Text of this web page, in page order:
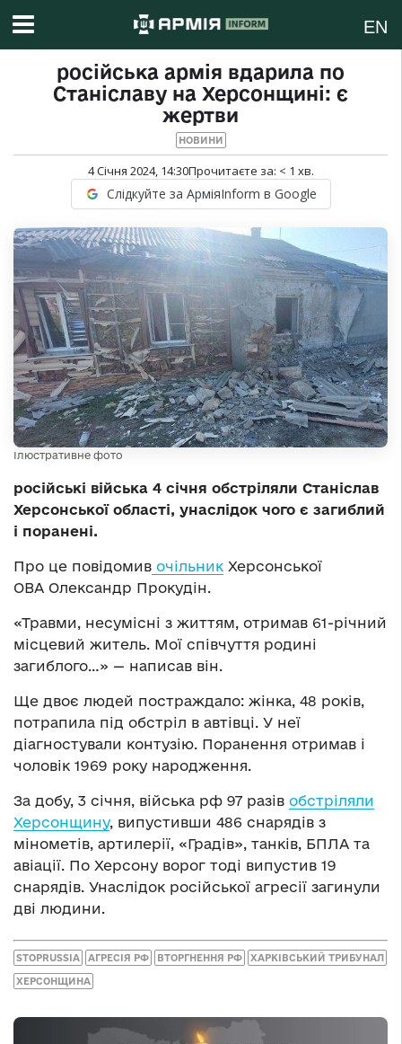
EN
російська армія вдарила по
Станіславу на Херсонщині: є
жертви
НОВИНИ
4 Січня 2024, 14:30Прочитаєте за: < 1 хв.
Слідкуйте за АрміяInform в Google
Ілюстративне фото
російські війська 4 січня обстріляли Станіслав
Херсонської області, унаслідок чого є загиблий
і поранені.
Про це повідомив очільник Херсонської
ОВА Олександр Прокудін.
«Травми, несумісні з життям, отримав 61-річний
місцевий житель. Мої співчуття родині
загиблого…» — написав він.
Ще двоє людей постраждало: жінка, 48 років,
потрапила під обстріл в автівці. У неї
діагностували контузію. Поранення отримав і
чоловік 1969 року народження.
За добу, 3 січня, війська рф 97 разів обстріляли
Херсонщину, випустивши 486 снарядів з
мінометів, артилерії, «Градів», танків, БПЛА та
авіації. По Херсону ворог тоді випустив 19
снарядів. Унаслідок російської агресії загинули
дві людини.
STOPRUSSIA АГРЕСІЯ РФ ВТОРГНЕННЯ РФ ХАРКІВСЬКИЙ ТРИБУНАЛ
ХЕРСОНЩИНА